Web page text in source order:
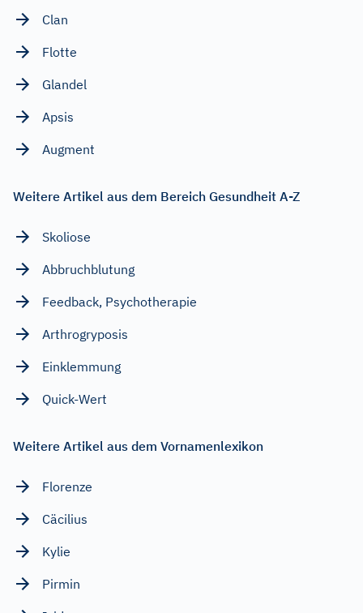
Clan
Flotte
Glandel
Apsis
Augment
Weitere Artikel aus dem Bereich Gesundheit A-Z
Skoliose
Abbruchblutung
Feedback, Psychotherapie
Arthrogryposis
Einklemmung
Quick-Wert
Weitere Artikel aus dem Vornamenlexikon
Florenze
Cäcilius
Kylie
Pirmin